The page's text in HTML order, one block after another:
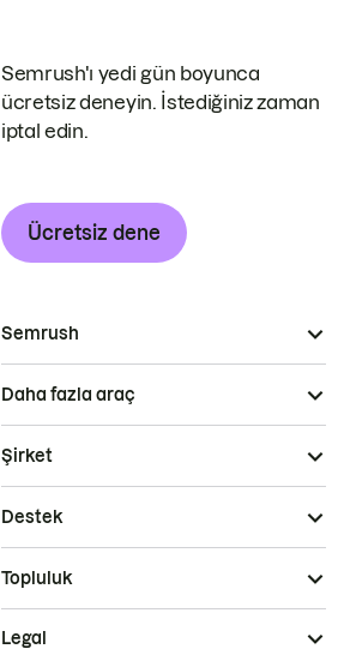
Semrush'ı yedi gün boyunca
ücretsiz deneyin. İstediğiniz zaman
iptal edin.
Ücretsiz dene
Semrush
Daha fazla araç
Şirket
Destek
Topluluk
Legal